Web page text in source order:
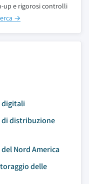
up e rigorosi controlli
→
digitali
distribuzione
Nord America
delle